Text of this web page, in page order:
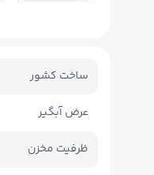
ساخت کشور
عرض آبگیر
ظرفیت مخزن